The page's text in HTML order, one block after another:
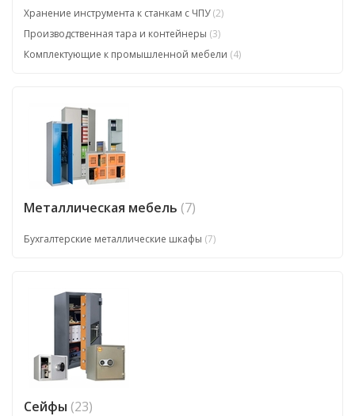
Хранение инструмента к станкам с ЧПУ(2)
Производственная тара и контейнеры (3)
Комплектующие к промышленной мебели (4)
Металлическая мебель (7)
Бухгалтерские металлические шкафы (7)
Сейфы (23)